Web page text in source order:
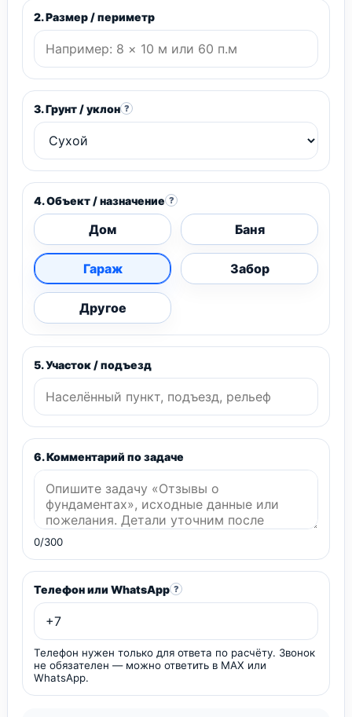
2. Размер / периметр
3. Грунт / уклон ?
4. Объект / назначение ?
Дом Баня
Гараж Забор
Другое
5. Участок / подъезд
6. Комментарий по задаче
0/300
Телефон или WhatsApp ?
Телефон нужен только для ответа по расчёту. Звонок
не обязателен — можно ответить в MAX или
WhatsApp.